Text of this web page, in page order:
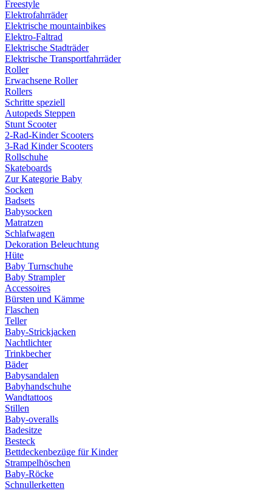
Freestyle
Elektrofahrräder
Elektrische mountainbikes
Elektro-Faltrad
Elektrische Stadträder
Elektrische Transportfahrräder
Roller
Erwachsene Roller
Rollers
Schritte speziell
Autopeds Steppen
Stunt Scooter
2-Rad-Kinder Scooters
3-Rad Kinder Scooters
Rollschuhe
Skateboards
Zur Kategorie Baby
Socken
Badsets
Babysocken
Matratzen
Schlafwagen
Dekoration Beleuchtung
Hüte
Baby Turnschuhe
Baby Strampler
Accessoires
Bürsten und Kämme
Flaschen
Teller
Baby-Strickjacken
Nachtlichter
Trinkbecher
Bäder
Babysandalen
Babyhandschuhe
Wandtattoos
Stillen
Baby-overalls
Badesitze
Besteck
Bettdeckenbezüge für Kinder
Strampelhöschen
Baby-Röcke
Schnullerketten